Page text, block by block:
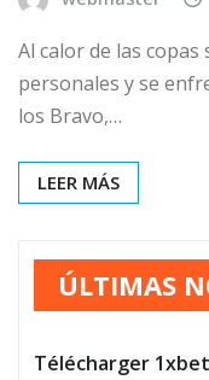
Al calor de las
personales y se
los Bravo,…
LEER MÁS
ÚLTIMAS
Télécharger